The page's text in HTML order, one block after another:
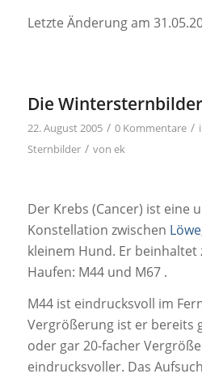
Letzte Änderung am
Die
22. August 2005 / 0 Kommentare /
Sternbilder / von ek
Der Krebs (Cancer) ist eine
Konstellation zwischen Löwe
kleinem Hund. Er beinhaltet
Haufen: M44 und M67 .
M44 ist eindrucksvoll im
Vergrößerung ist er bereits
oder gar 20-facher
eindrucksvoller. Das